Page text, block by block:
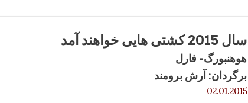
سال 2015 کشتی هایی خواهند آمد
هوهنبورگ- فارل
برگردان: آرش برومند
02.01.2015